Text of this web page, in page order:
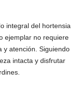
integral del hortensia
ejemplar no requiere
y atención. Siguiendo
intacta y disfrutar